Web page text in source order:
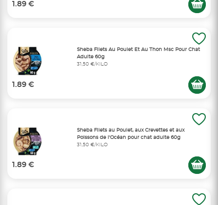
1.89 €
Sheba Filets Au Poulet Et Au Thon Msc Pour Chat
Adulte 60g
31,50 €/KILO
1.89 €
Sheba Filets au Poulet, aux Crevettes et aux
Poissons de l'Océan pour chat adulte 60g
31,50 €/KILO
1.89 €